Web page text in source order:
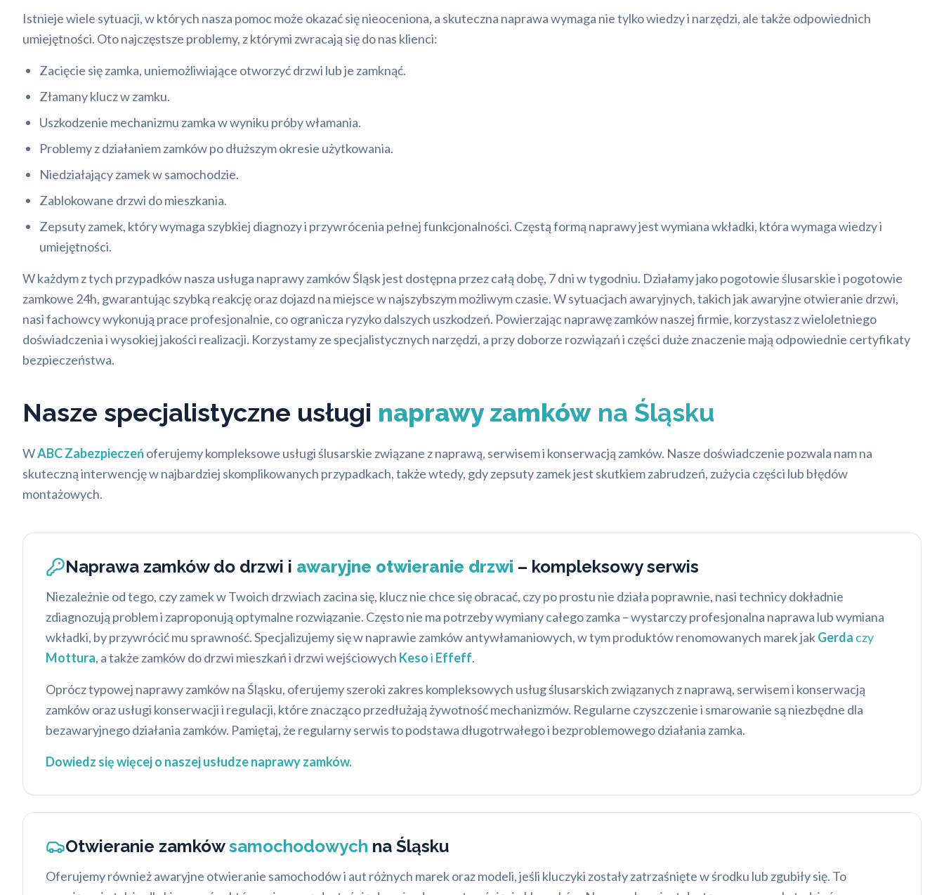
Istnieje wiele sytuacji, w których nasza pomoc może okazać się nieoceniona, a skuteczna naprawa wymaga nie tylko wiedzy i narzędzi, ale także odpowiednich
umiejętności. Oto najczęstsze problemy, z którymi zwracają się do nas klienci:
Zacięcie się zamka, uniemożliwiające otworzyć drzwi lub je zamknąć.
Złamany klucz w zamku.
Uszkodzenie mechanizmu zamka w wyniku próby włamania.
Problemy z działaniem zamków po dłuższym okresie użytkowania.
Niedziałający zamek w samochodzie.
Zablokowane drzwi do mieszkania.
Zepsuty zamek, który wymaga szybkiej diagnozy i przywrócenia pełnej funkcjonalności. Częstą formą naprawy jest wymiana wkładki, która wymaga wiedzy i
umiejętności.
W każdym z tych przypadków nasza usługa naprawy zamków Śląsk jest dostępna przez całą dobę, 7 dni w tygodniu. Działamy jako pogotowie ślusarskie i pogotowie
zamkowe 24h, gwarantując szybką reakcję oraz dojazd na miejsce w najszybszym możliwym czasie. W sytuacjach awaryjnych, takich jak awaryjne otwieranie drzwi,
nasi fachowcy wykonują prace profesjonalnie, co ogranicza ryzyko dalszych uszkodzeń. Powierzając naprawę zamków naszej firmie, korzystasz z wieloletniego
doświadczenia i wysokiej jakości realizacji. Korzystamy ze specjalistycznych narzędzi, a przy doborze rozwiązań i części duże znaczenie mają odpowiednie certyfikaty
bezpieczeństwa.
Nasze specjalistyczne usługi naprawy zamków na Śląsku
WABC Zabezpieczeńoferujemy kompleksowe usługi ślusarskie związane z naprawą, serwisem i konserwacją zamków. Nasze doświadczenie pozwala nam na
skuteczną interwencję w najbardziej skomplikowanych przypadkach, także wtedy, gdy zepsuty zamek jest skutkiem zabrudzeń, zużycia części lub błędów
montażowych.
Naprawa zamków do drzwi i awaryjne otwieranie drzwi – kompleksowy serwis
Niezależnie od tego, czy zamek w Twoich drzwiach zacina się, klucz nie chce się obracać, czy po prostu nie działa poprawnie, nasi technicy dokładnie
zdiagnozują problem i zaproponują optymalne rozwiązanie. Często nie ma potrzeby wymiany całego zamka – wystarczy profesjonalna naprawa lub wymiana
wkładki, by przywrócić mu sprawność. Specjalizujemy się w naprawie zamków antywłamaniowych, w tym produktów renomowanych marek jakGerda czy
Mottura, a także zamków do drzwi mieszkań i drzwi wejściowych Kesoi Effeff.
Oprócz typowej naprawy zamków na Śląsku, oferujemy szeroki zakres kompleksowych usług ślusarskich związanych z naprawą, serwisem i konserwacją
zamków oraz usługi konserwacji i regulacji, które znacząco przedłużają żywotność mechanizmów. Regularne czyszczenie i smarowanie są niezbędne dla
bezawaryjnego działania zamków. Pamiętaj, że regularny serwis to podstawa długotrwałego i bezproblemowego działania zamka.
Dowiedz się więcej o naszej usłudze naprawy zamków.
Otwieranie zamkówsamochodowych na Śląsku
Oferujemy również awaryjne otwieranie samochodów i aut różnych marek oraz modeli, jeśli kluczyki zostały zatrzaśnięte w środku lub zgubiły się. To